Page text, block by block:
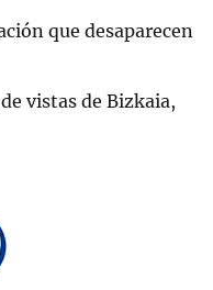
que desaparecen
vistas de Bizkaia,